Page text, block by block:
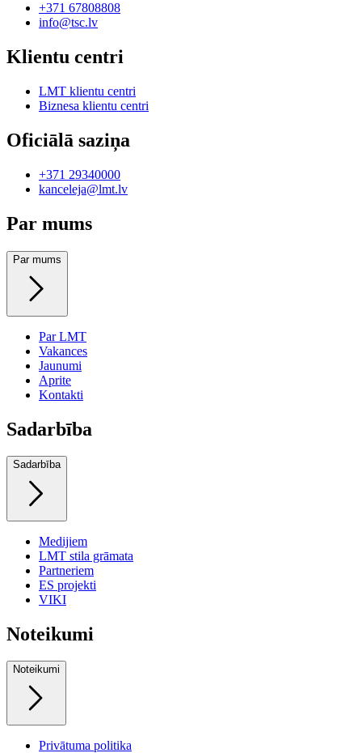
+371 67808808
info@tsc.lv
Klientu centri
LMT klientu centri
Biznesa klientu centri
Oficiālā saziņa
+371 29340000
kanceleja@lmt.lv
Par mums
Par mums
Par LMT
Vakances
Jaunumi
Aprite
Kontakti
Sadarbība
Sadarbība
Medijiem
LMT stila grāmata
Partneriem
ES projekti
VIKI
Noteikumi
Noteikumi
Privātuma politika